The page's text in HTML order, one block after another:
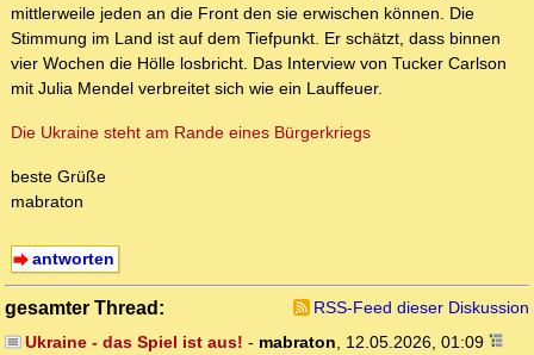
mittlerweile jeden an die Front den sie erwischen können. Die
Stimmung im Land ist auf dem Tiefpunkt. Er schätzt, dass binnen
vier Wochen die Hölle losbricht. Das Interview von Tucker Carlson
mit Julia Mendel verbreitet sich wie ein Lauffeuer.
Die Ukraine steht am Rande eines Bürgerkriegs
beste Grüße
mabraton
antworten
gesamter Thread:
RSS-Feed dieser Diskussion
Ukraine - das Spiel ist aus! - mabraton, 12.05.2026, 01:09